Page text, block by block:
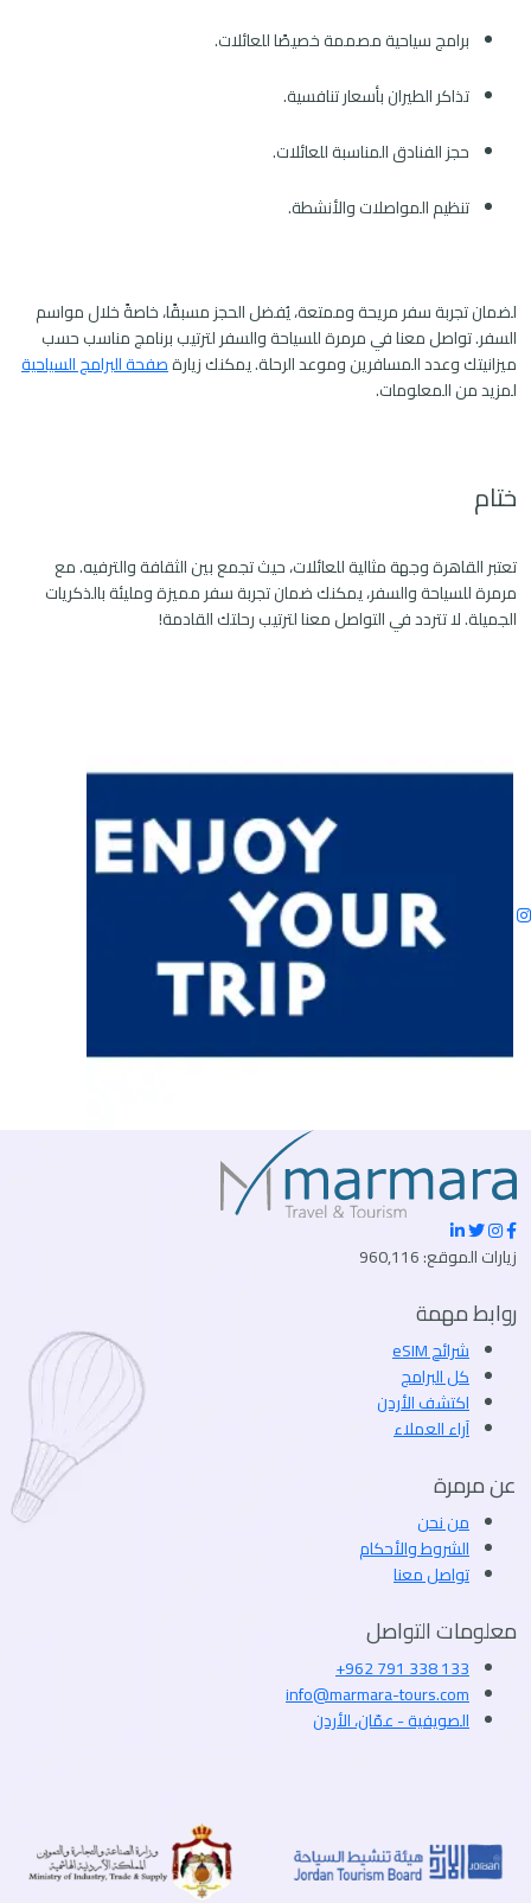
برامج سياحية مصممة خصيصًا للعائلات.
تذاكر الطيران بأسعار تنافسية.
حجز الفنادق المناسبة للعائلات.
تنظيم المواصلات والأنشطة.
لضمان تجربة سفر مريحة وممتعة، يُفضل الحجز مسبقًا، خاصةً خلال مواسم
السفر. تواصل معنا في مرمرة للسياحة والسفر لترتيب برنامج مناسب حسب
ميزانيتك وعدد المسافرين وموعد الرحلة. يمكنك زيارةصفحة البرامج السياحية
لمزيد من المعلومات.
ختام
تعتبر القاهرة وجهة مثالية للعائلات، حيث تجمع بين الثقافة والترفيه. مع
مرمرة للسياحة والسفر، يمكنك ضمان تجربة سفر مميزة ومليئة بالذكريات
الجميلة. لا تتردد في التواصل معنا لترتيب رحلتك القادمة!
زيارات الموقع: 960,116
روابط مهمة
شرائح eSIM
كل البرامج
اكتشف الأردن
آراء العملاء
عن مرمرة
من نحن
الشروط والأحكام
تواصل معنا
معلومات التواصل
+962 791 338 133
info@marmara-tours.com
الصويفية - عمّان، الأردن